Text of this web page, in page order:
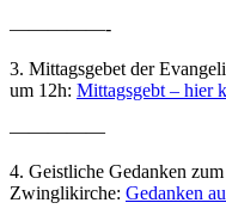
—————-
3. Mittagsgebet der
um 12h: Mittagsgebt – hier
—————
4. Geistliche Gedanken
Zwinglikirche: Gedanken